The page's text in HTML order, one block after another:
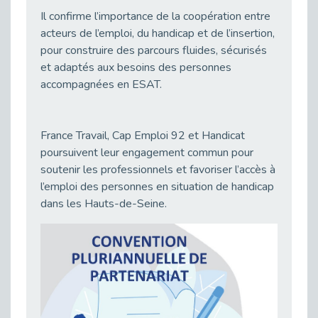
Handicap auditif au travail : rendre l’invisible accessible
Publié le 02/03/2026
Publié le 26/02/2026
Publié le 25/02/2026
Handicap visuel et emploi : lever les obstacles pour révéler les - vidéo
Publié le 25/02/2026
Publié le 24/02/2026
Publié le 24/02/2026
Prévention de l’inaptitude : Anticiper pour ne pas subir grâce au duo Médecine du Travail & Cap Emploi 92
Publié le 20/02/2026
Il confirme l’importance de la coopération entre
acteurs de l’emploi, du handicap et de l’insertion,
pour construire des parcours fluides, sécurisés
et adaptés aux besoins des personnes
accompagnées en ESAT.
France Travail, Cap Emploi 92 et Handicat
poursuivent leur engagement commun pour
soutenir les professionnels et favoriser l’accès à
l’emploi des personnes en situation de handicap
dans les Hauts-de-Seine.